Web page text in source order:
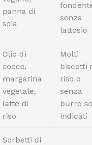
panna di
soia
senza
lattosio
Olio di
cocco,
margarina
vegetale,
latte di
riso
Molti
biscotti
riso o
senza
burro
indicati
Sorbetti di